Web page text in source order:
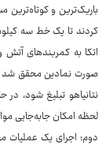
باریک‌ترین و کوتاه‌ترین
کردند تا یک خط سه
اتکا به کمربندهای
صورت نمادین محقق شد تا
نتانیاهو تبلیغ شود،
لحظه امکان جابه‌جایی
دوم؛ اجرای یک عملیات